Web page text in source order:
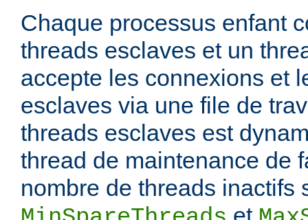
Chaque processus enfant
threads esclaves et un
accepte les connexions et
esclaves via une file de
threads esclaves est
thread de maintenance de
nombre de threads inactifs